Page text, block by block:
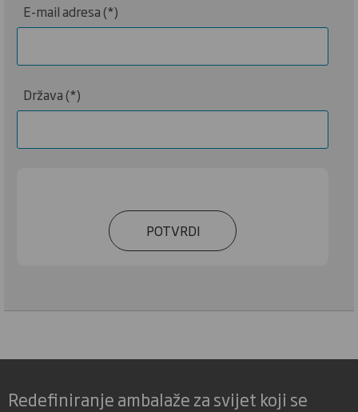
E-mail adresa
Država
POTVRDI
Redefiniranje ambalaže za svijet koji se